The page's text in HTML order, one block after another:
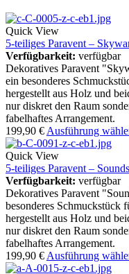
Quick View
5-teiliges Paravent –
Verfügbarkeit: verfügbar
Dekoratives Paravent
ein besonderes
hergestellt aus Holz und
nur diskret den Raum
fabelhaftes Arrangement.
199,90 € Ausführung
Quick View
5-teiliges Paravent –
Verfügbarkeit: verfügbar
Dekoratives Paravent
besonderes Schmuckstück
hergestellt aus Holz und
nur diskret den Raum
fabelhaftes Arrangement.
199,90 € Ausführung